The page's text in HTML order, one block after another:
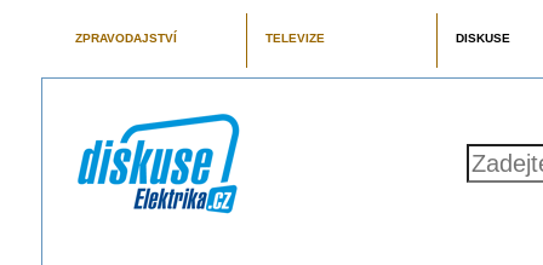
ZPRAVODAJSTVÍ TELEVIZE DISKUSE